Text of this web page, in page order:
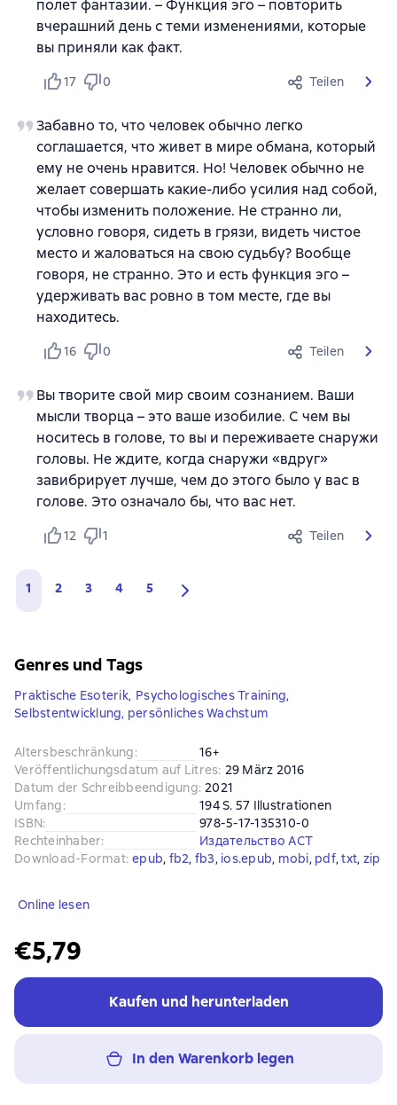
полет фантазии. – Функция эго – повторить
вчерашний день с теми изменениями, которые
вы приняли как факт.
17 0 Teilen
Забавно то, что человек обычно легко
соглашается, что живет в мире обмана, который
ему не очень нравится. Но! Человек обычно не
желает совершать какие-либо усилия над собой,
чтобы изменить положение. Не странно ли,
условно говоря, сидеть в грязи, видеть чистое
место и жаловаться на свою судьбу? Вообще
говоря, не странно. Это и есть функция эго –
удерживать вас ровно в том месте, где вы
находитесь.
16 0 Teilen
Вы творите свой мир своим сознанием. Ваши
мысли творца – это ваше изобилие. С чем вы
носитесь в голове, то вы и переживаете снаружи
головы. Не ждите, когда снаружи «вдруг»
завибрирует лучше, чем до этого было у вас в
голове. Это означало бы, что вас нет.
12 1 Teilen
1 2 3 4 5
Genres und Tags
Praktische Esoterik, Psychologisches Training,
Selbstentwicklung, persönliches Wachstum
Altersbeschränkung:
16+
Veröffentlichungsdatum auf Litres: 29 März 2016
Datum der Schreibbeendigung: 2021
Umfang:
194 S. 57 Illustrationen
ISBN:
978-5-17-135310-0
Rechteinhaber:
Издательство АСТ
Download-Format: epub, fb2, fb3, ios.epub, mobi, pdf, txt, zip
Online lesen
€5,79
Kaufen und herunterladen
In den Warenkorb legen